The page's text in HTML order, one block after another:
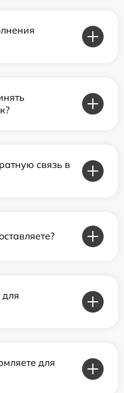
связь в
для